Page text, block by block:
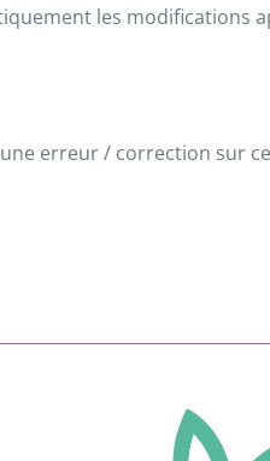
les modifications
erreur / correction sur